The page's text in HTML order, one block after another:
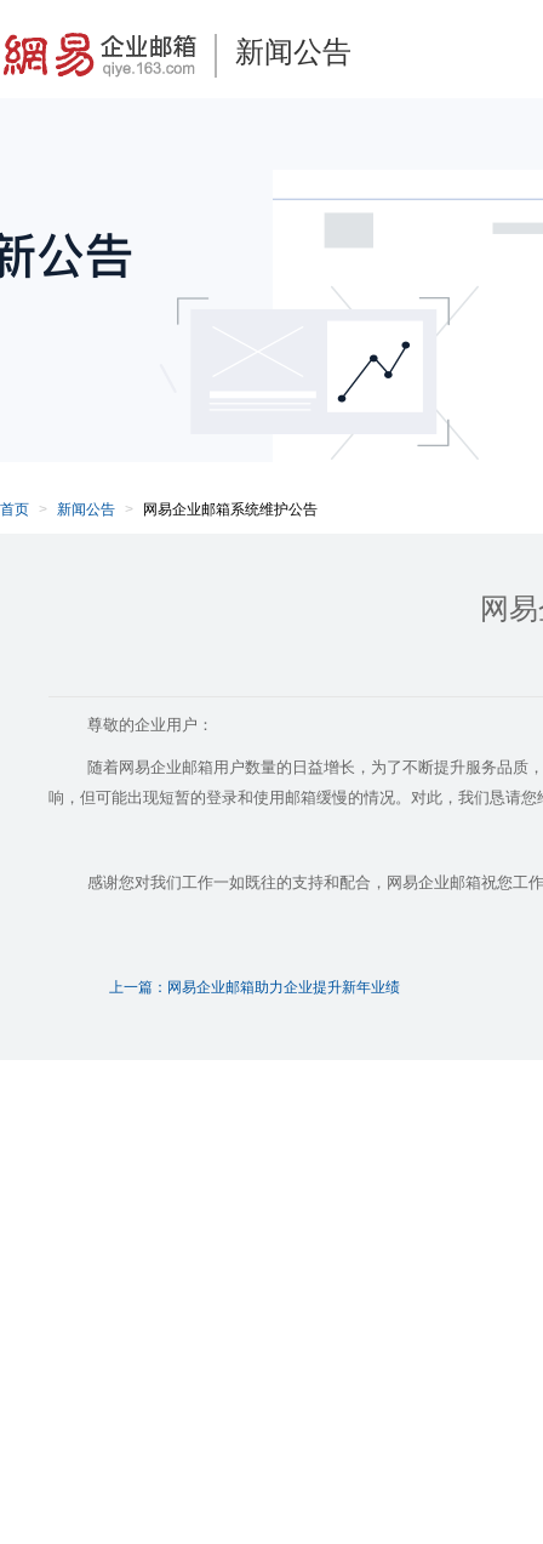
新闻公告
首页 新闻公告 网易企业邮箱系统维护公告
网
尊敬的企业用户：
随着网易企业邮箱用户数量的日益增长，为了不断提升服务品质
响，但可能出现短暂的登录和使用邮箱缓慢的情况。对此，我们恳请您
感谢您对我们工作一如既往的支持和配合，网易企业邮箱祝您工
上一篇：网易企业邮箱助力企业提升新年业绩